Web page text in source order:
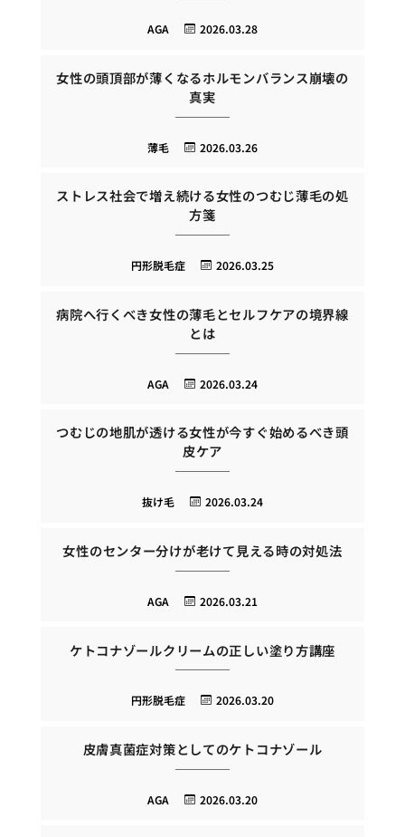
2026.03.28
AGA
女性の頭頂部が薄くなるホルモンバランス崩壊の
真実
2026.03.26
薄毛
ストレス社会で増え続ける女性のつむじ薄毛の処
方箋
2026.03.25
円形脱毛症
病院へ行くべき女性の薄毛とセルフケアの境界線
とは
2026.03.24
AGA
つむじの地肌が透ける女性が今すぐ始めるべき頭
皮ケア
2026.03.24
抜け毛
女性のセンター分けが老けて見える時の対処法
2026.03.21
AGA
ケトコナゾールクリームの正しい塗り方講座
2026.03.20
円形脱毛症
皮膚真菌症対策としてのケトコナゾール
2026.03.20
AGA